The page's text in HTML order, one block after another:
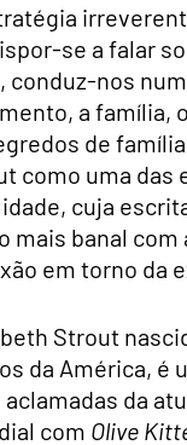
se a falar
conduz-nos
a família,
de
como uma das
cuja
mais banal
em torno da
Strout
da América, é
aclamadas da
com Olive